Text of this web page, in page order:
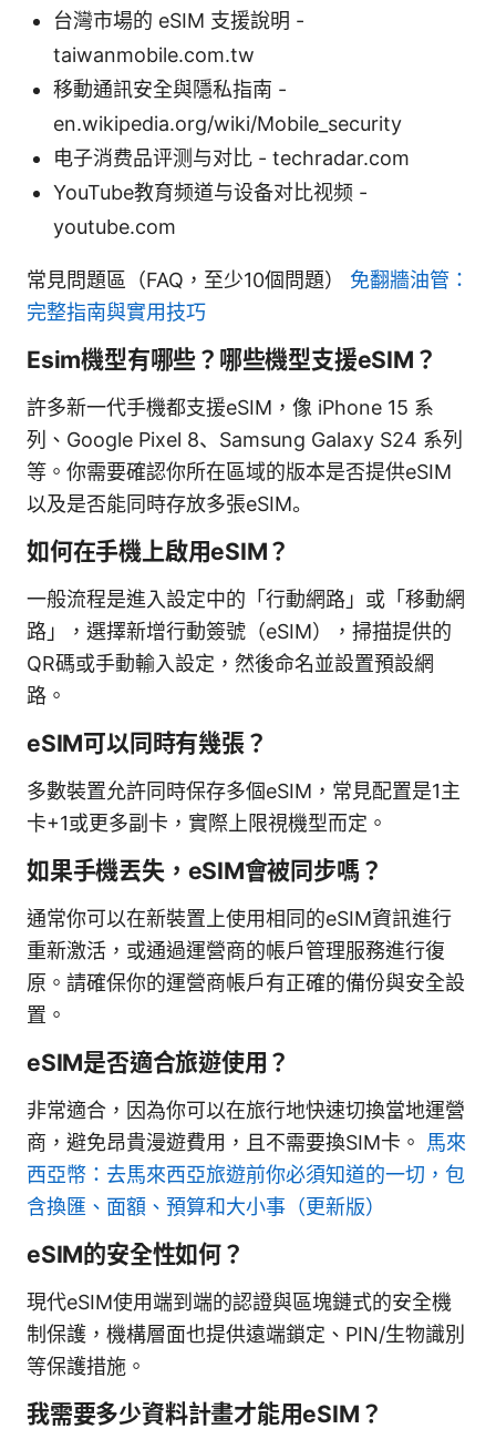
台灣市場的 eSIM 支援說明 -
taiwanmobile.com.tw
移動通訊安全與隱私指南 -
en.wikipedia.org/wiki/Mobile_security
电子消费品评测与对比 - techradar.com
YouTube教育频道与设备对比视频 -
youtube.com
常見問題區（FAQ，至少10個問題） 免翻牆油管：
完整指南與實用技巧
Esim機型有哪些？哪些機型支援eSIM？
許多新一代手機都支援eSIM，像 iPhone 15 系
列、Google Pixel 8、Samsung Galaxy S24 系列
等。你需要確認你所在區域的版本是否提供eSIM
以及是否能同時存放多張eSIM。
如何在手機上啟用eSIM？
一般流程是進入設定中的「行動網路」或「移動網
路」，選擇新增行動簽號（eSIM），掃描提供的
QR碼或手動輸入設定，然後命名並設置預設網
路。
eSIM可以同時有幾張？
多數裝置允許同時保存多個eSIM，常見配置是1主
卡+1或更多副卡，實際上限視機型而定。
如果手機丟失，eSIM會被同步嗎？
通常你可以在新裝置上使用相同的eSIM資訊進行
重新激活，或通過運營商的帳戶管理服務進行復
原。請確保你的運營商帳戶有正確的備份與安全設
置。
eSIM是否適合旅遊使用？
非常適合，因為你可以在旅行地快速切換當地運營
商，避免昂貴漫遊費用，且不需要換SIM卡。 馬來
西亞幣：去馬來西亞旅遊前你必須知道的一切，包
含換匯、面額、預算和大小事（更新版）
eSIM的安全性如何？
現代eSIM使用端到端的認證與區塊鏈式的安全機
制保護，機構層面也提供遠端鎖定、PIN/生物識別
等保護措施。
我需要多少資料計畫才能用eSIM？